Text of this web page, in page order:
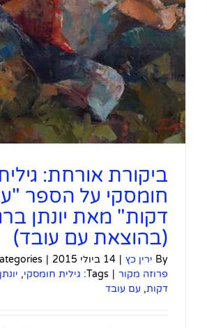
ביקורת אורחת:
חומסקי על הספר
דקות" מאת יונתן
(בהוצאת עם עובד)
By ירין כץ | 14 ביולי 2015 |
פרוזה מקור |
Tags: גילית חומסקי,
דקות, עם עובד